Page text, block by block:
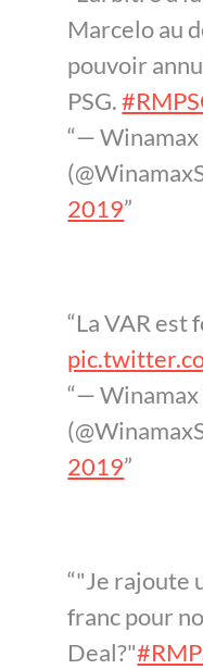
Marcelo au
pouvoir
PSG.
—
2019
La VAR est
—
2019
"Je rajoute
franc pour
Deal?"